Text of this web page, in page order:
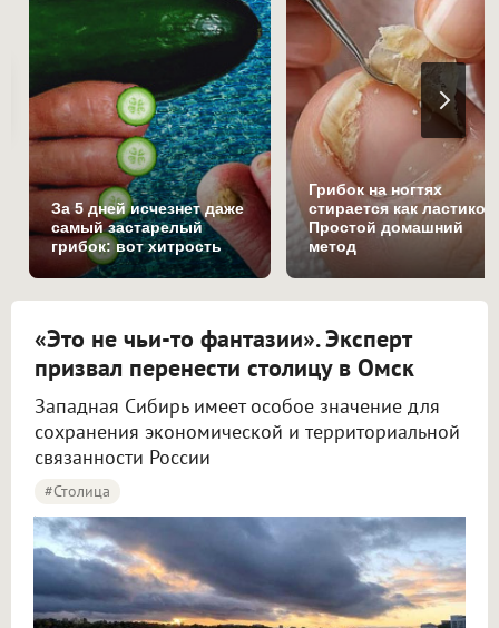
За 5 дней исчезнет даже
самый застарелый
грибок: вот хитрость
Грибок на ногтях
стирается как
Простой домашний
метод
«Это не чьи-то фантазии». Эксперт
призвал перенести столицу в Омск
Западная Сибирь имеет особое значение для
сохранения экономической и территориальной
связанности России
#столица